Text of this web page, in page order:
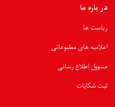
در باره ما
ریاست ها
اعلامیه های مطبوعاتی
مسوول اطلاع رسانی
ثبت شکایات